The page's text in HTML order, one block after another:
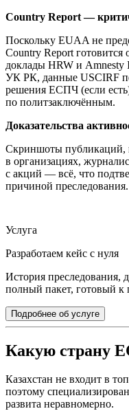
Country Report —
Поскольку EUAA не
Country Report готовится
доклады HRW и Amnesty
УК РК, данные USCIRF
решения ЕСПЧ (если
по политзаключённым.
Доказательства
Скриншоты публикаций,
в организациях,
с акций — всё, что
причиной преследования.
Услуга
Разработаем кейс с нуля
История преследования,
полный пакет, готовый к
Подробнее об услуге
Какую страну
Казахстан не входит в
поэтому
развита неравномерно.